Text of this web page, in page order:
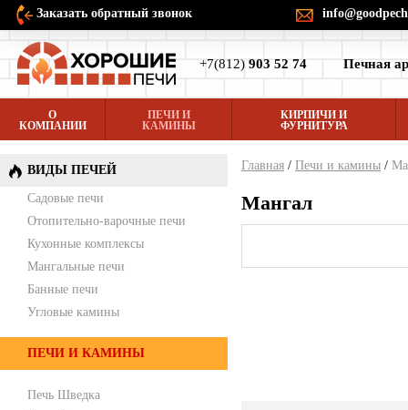
Заказать обратный звонок
+7(812) 903 52 74 Печная
О
КОМПАНИИ
ПЕЧИ И
КАМИНЫ
КИРПИЧИ И
ФУРНИТУРА
Главная / Печи и камины /
Мангал
ВИДЫ ПЕЧЕЙ
Садовые печи
Отопительно-варочные печи
Кухонные комплексы
Мангальные печи
Банные печи
Угловые камины
ПЕЧИ И КАМИНЫ
Печь Шведка